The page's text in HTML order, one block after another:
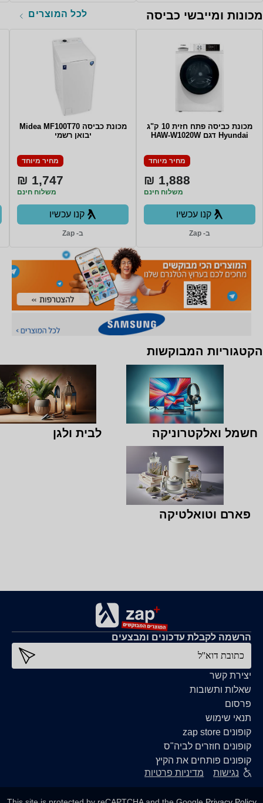
מכונות ומייבשי כביסה לכל המוצרים
מכונת כביסה פתח חזית 10 ק"ג
Hyundai דגם HAW-W1020W
מחיר מיוחד
1,888 ₪
משלוח חינם
קנו עכשיו
ב- Zap
מכונת כביסה Midea MF100T70
יבואן רשמי
מחיר מיוחד
1,747 ₪
משלוח חינם
קנו עכשיו
ב- Zap
הקטגוריות המבוקשות
חשמל ואלקטרוניקה לבית ולגן
פארם וטואלטיקה
יצירת קשר
שאלות ותשובות
פרסום
תנאי שימוש
קופונים zap store
קופונים חוזרים לביה"ס
קופונים פותחים את הקיץ
הרשמה לקבלת עדכונים ומבצעים
כתובת דוא''ל
נגישות מדיניות פרטיות